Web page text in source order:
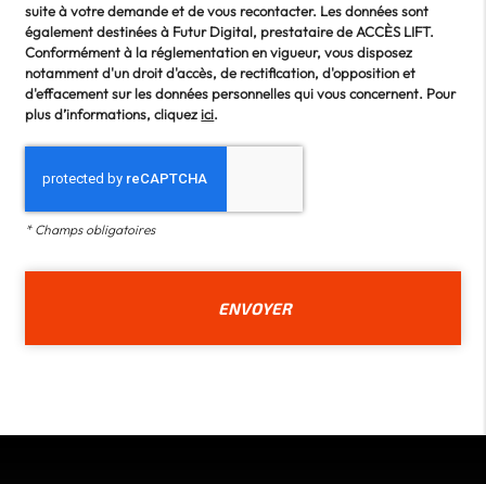
suite à votre demande et de vous recontacter. Les données sont
également destinées à Futur Digital, prestataire de ACCÈS LIFT.
Conformément à la réglementation en vigueur, vous disposez
notamment d'un droit d'accès, de rectification, d'opposition et
d'effacement sur les données personnelles qui vous concernent. Pour
plus d’informations, cliquezici.
* Champs obligatoires